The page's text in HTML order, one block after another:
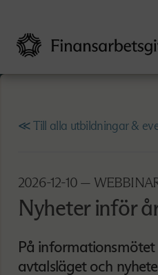
≪ Till alla utbildningar &
2026-12-10 —
Nyheter inför
På
avtalsläget och